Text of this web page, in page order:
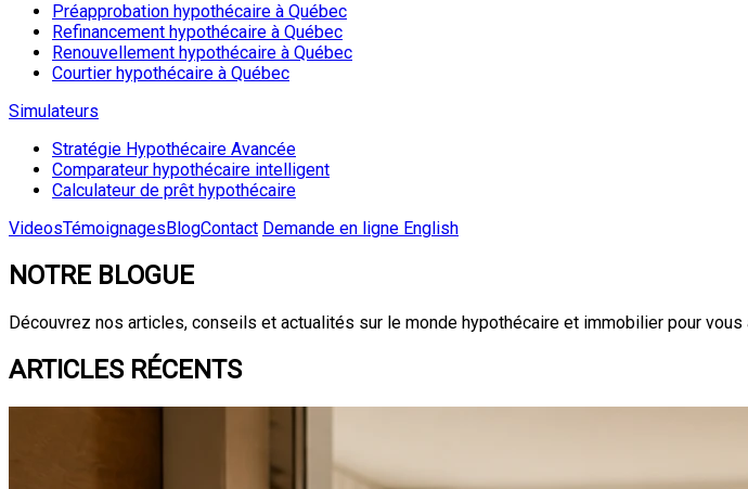
Préapprobation hypothécaire à Québec
Refinancement hypothécaire à Québec
Renouvellement hypothécaire à Québec
Courtier hypothécaire à Québec
Simulateurs
Stratégie Hypothécaire Avancée
Comparateur hypothécaire intelligent
Calculateur de prêt hypothécaire
VideosTémoignagesBlogContact Demande en ligne English
NOTRE BLOGUE
Découvrez nos articles, conseils et actualités sur le monde hypothécaire et immobilier pour
ARTICLES RÉCENTS